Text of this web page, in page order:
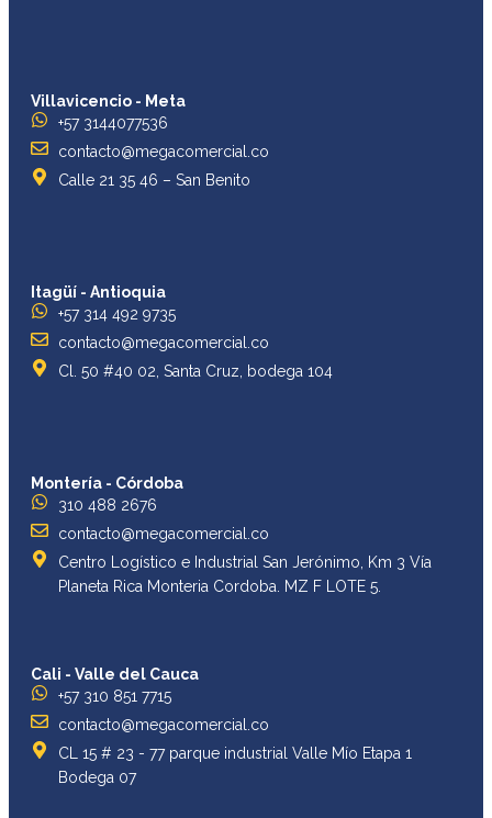
Villavicencio - Meta
+57 3144077536
contacto@megacomercial.co
Calle 21 35 46 – San Benito
Itagüí - Antioquia
+57 314 492 9735
contacto@megacomercial.co
Cl. 50 #40 02, Santa Cruz, bodega 104
Montería - Córdoba
310 488 2676
contacto@megacomercial.co
Centro Logístico e Industrial San Jerónimo, Km 3 Vía
Planeta Rica Monteria Cordoba. MZ F LOTE 5.
Cali - Valle del Cauca
+57 310 851 7715
contacto@megacomercial.co
CL 15 # 23 - 77 parque industrial Valle Mío Etapa 1
Bodega 07